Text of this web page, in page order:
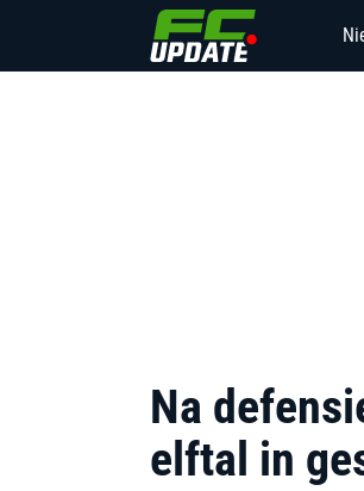
Na
elftal in